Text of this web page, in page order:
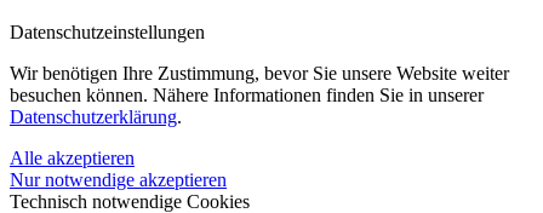
Datenschutz­einstellungen
Wir benötigen Ihre Zustimmung, bevor Sie unsere Website weiter
besuchen können. Nähere Informationen finden Sie in unserer
Datenschutzerklärung.
Alle akzeptieren
Nur notwendige akzeptieren
Technisch notwendige Cookies